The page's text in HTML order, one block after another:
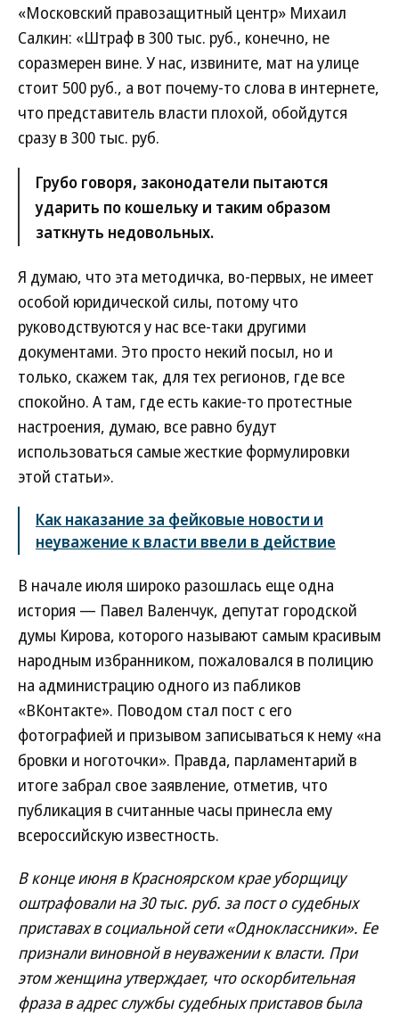
«Московский правозащитный центр» Михаил
Салкин: «Штраф в 300 тыс. руб., конечно, не
соразмерен вине. У нас, извините, мат на улице
стоит 500 руб., а вот почему-то слова в интернете,
что представитель власти плохой, обойдутся
сразу в 300 тыс. руб.
Грубо говоря, законодатели пытаются
ударить по кошельку и таким образом
заткнуть недовольных.
Я думаю, что эта методичка, во-первых, не имеет
особой юридической силы, потому что
руководствуются у нас все-таки другими
документами. Это просто некий посыл, но и
только, скажем так, для тех регионов, где все
спокойно. А там, где есть какие-то протестные
настроения, думаю, все равно будут
использоваться самые жесткие формулировки
этой статьи».
Как наказание за фейковые новости и
неуважение к власти ввели в действие
В начале июля широко разошлась еще одна
история — Павел Валенчук, депутат городской
думы Кирова, которого называют самым красивым
народным избранником, пожаловался в полицию
на администрацию одного из пабликов
«ВКонтакте». Поводом стал пост с его
фотографией и призывом записываться к нему «на
бровки и ноготочки». Правда, парламентарий в
итоге забрал свое заявление, отметив, что
публикация в считанные часы принесла ему
всероссийскую известность.
В конце июня в Красноярском крае уборщицу
оштрафовали на 30 тыс. руб. за пост о судебных
приставах в социальной сети «Одноклассники». Ее
признали виновной в неуважении к власти. При
этом женщина утверждает, что оскорбительная
фраза в адрес службы судебных приставов была